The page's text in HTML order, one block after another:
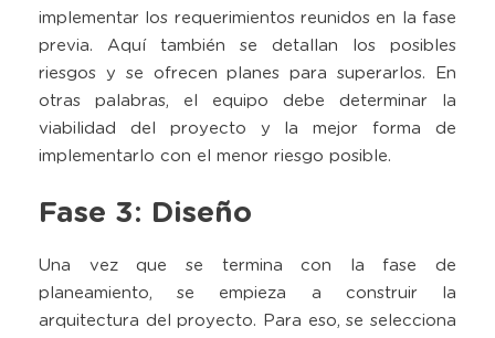
implementar los requerimientos reunidos en la fase
previa. Aquí también se detallan los posibles
riesgos y se ofrecen planes para superarlos. En
otras palabras, el equipo debe determinar la
viabilidad del proyecto y la mejor forma de
implementarlo con el menor riesgo posible.
Fase 3: Diseño
Una vez que se termina con la fase de
planeamiento, se empieza a construir la
arquitectura del proyecto. Para eso, se selecciona